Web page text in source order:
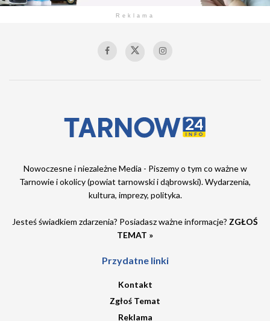
Reklama
Nowoczesne i niezależne Media - Piszemy o tym co ważne w
Tarnowie i okolicy (powiat tarnowski i dąbrowski). Wydarzenia,
kultura, imprezy, polityka.
Jesteś świadkiem zdarzenia? Posiadasz ważne informacje? ZGŁOŚ
TEMAT »
Przydatne linki
Kontakt
Zgłoś Temat
Reklama